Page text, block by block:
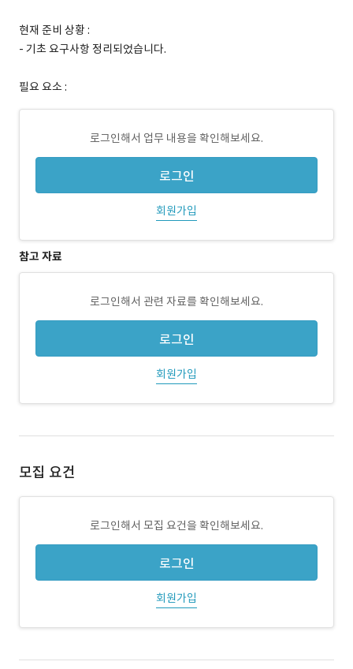
현재 준비 상황 :
- 기초 요구사항 정리되었습니다.
필요 요소 :
로그인해서 업무 내용을 확인해보세요.
로그인
회원가입
참고 자료
로그인해서 관련 자료를 확인해보세요.
로그인
회원가입
모집 요건
로그인해서 모집 요건을 확인해보세요.
로그인
회원가입